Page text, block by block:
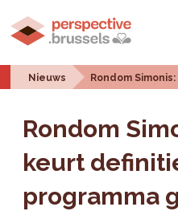
Nieuws Rondom
Rondom
keurt
programma